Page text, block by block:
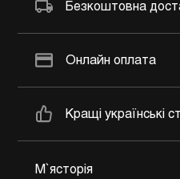
Безкоштовна
Онлайн оплата
Кращі українські
М`ясторія